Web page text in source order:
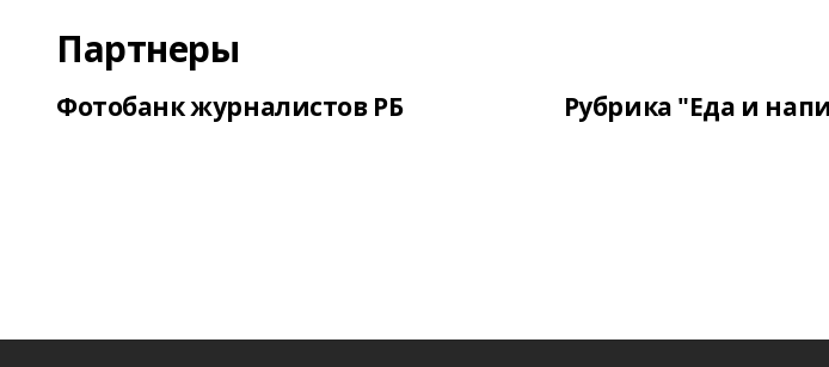
Партнеры
Фотобанк журналистов РБ Рубрика "Еда и